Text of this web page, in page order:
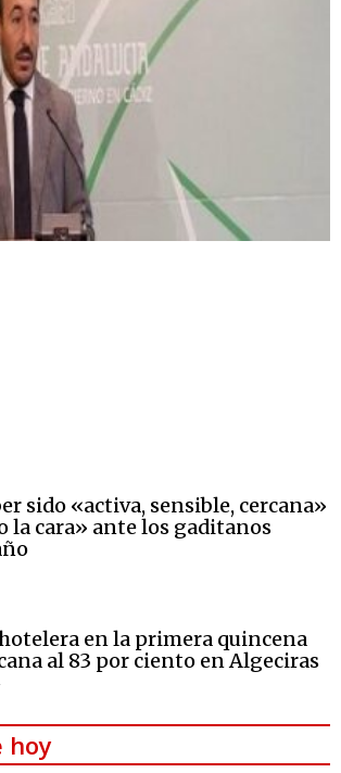
sido «activa, sensible, cercana»
la cara» ante los gaditanos
en la primera quincena
al 83 por ciento en Algeciras
hoy